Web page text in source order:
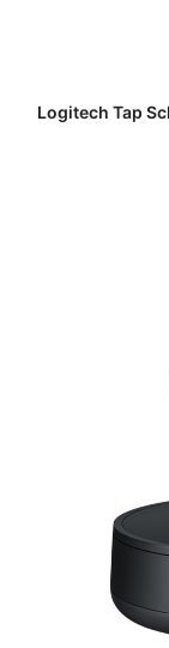
Logitech Tap